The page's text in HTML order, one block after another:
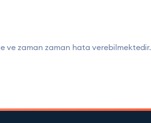
ve zaman zaman hata verebilmektedir.